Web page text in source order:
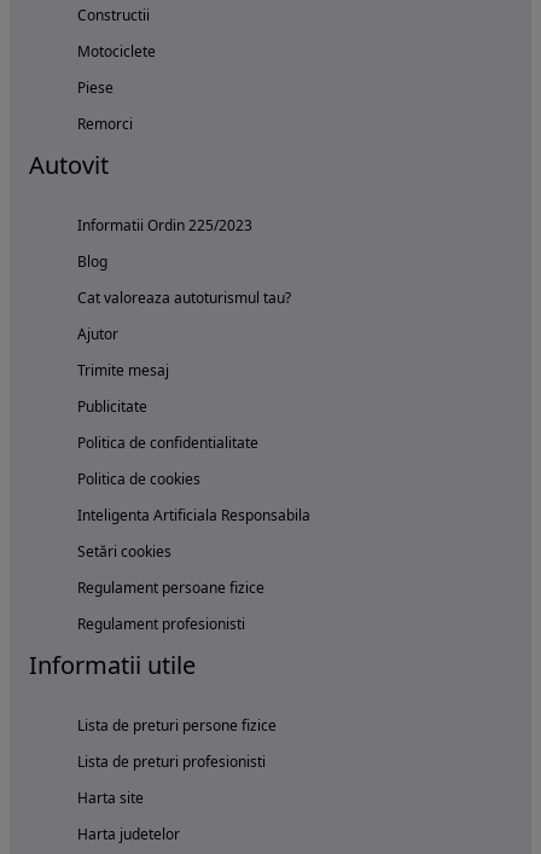
Constructii
Motociclete
Piese
Remorci
Autovit
Informatii Ordin 225/2023
Blog
Cat valoreaza autoturismul tau?
Ajutor
Trimite mesaj
Publicitate
Politica de confidentialitate
Politica de cookies
Inteligenta Artificiala Responsabila
Setări cookies
Regulament persoane fizice
Regulament profesionisti
Informatii utile
Lista de preturi persone fizice
Lista de preturi profesionisti
Harta site
Harta judetelor